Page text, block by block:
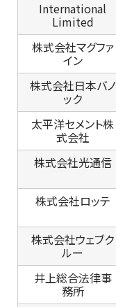
International
Limited
株式会社マグファ
イン
株式会社日本バノ
ック
太平洋セメント株
式会社
株式会社光通信
株式会社ロッテ
株式会社ウェブク
ルー
井上総合法律事
務所